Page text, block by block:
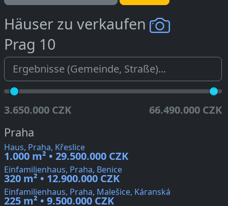
Häuser zu verkaufen
Prag 10
3.650.000 CZK 66.490.000 CZK
Praha
Haus, Praha, Křeslice
1.000 m² • 29.500.000 CZK
Einfamilienhaus, Praha, Benice
320 m² • 12.900.000 CZK
Einfamilienhaus, Praha, Malešice, Káranská
225 m² • 9.500.000 CZK